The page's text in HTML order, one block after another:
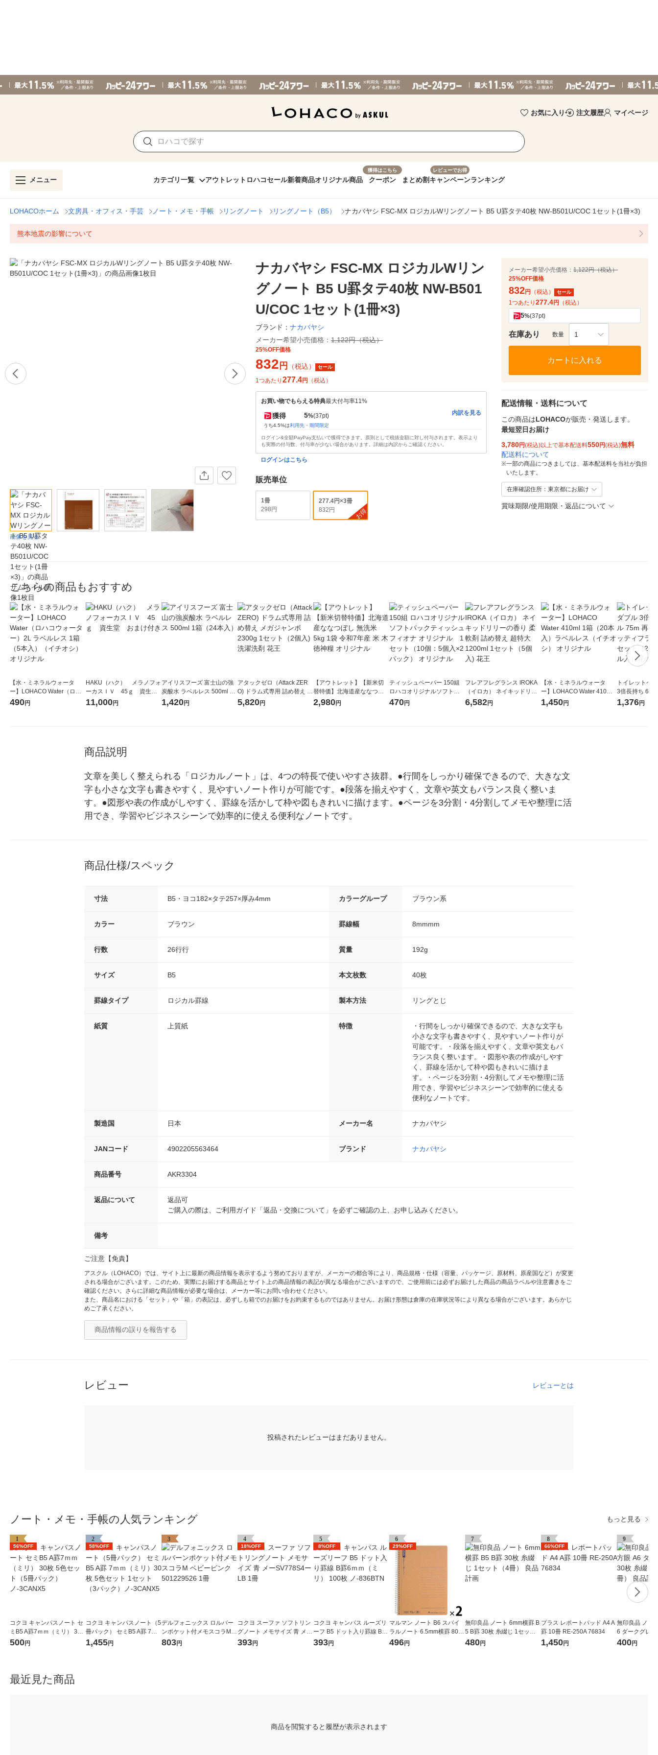
お気に入り 注文履歴 マイページ
メニュー カテゴリ一覧 アウトレット ロハコセール新着商品オリジナル商品
獲得はこちら
クーポン まとめ割
レビューでお得
キャンペーンランキング
LOHACOホーム 文房具・オフィス・手芸 ノート・メモ・手帳 リングノート リングノート（B5） ナカバヤシ FSC-MX ロジカルWリングノート B5 U罫タテ40枚 NW-B501U/COC 1セット(1冊×3)
熊本地震の影響について
画像を見る
ナカバヤシ FSC-MX ロジカルWリン
グノート B5 U罫タテ40枚 NW-B501
U/COC 1セット(1冊×3)
ブランド： ナカバヤシ
メーカー希望小売価格： 1,122円（税込）
25%OFF価格
832 円 （税込） セール
1つあたり 277.4円 （税込）
お買い物でもらえる特典最大付与率11%
獲得 5%(37pt)
うち4.5%は利用先・期間限定
内訳を見る
ログイン&全額PayPay支払いで獲得できます。原則として税抜金額に対し付与されます。表示より
も実際の付与数、付与率が少ない場合があります。詳細は内訳からご確認ください。
ログインはこちら
販売単位
1冊
298円
277.4円×3冊
832円
お得
メーカー希望小売価格： 1,122円（税込）
25%OFF価格
832円 （税込） セール
1つあたり 277.4円 （税込）
5%(37pt)
在庫あり 数量 1
カートに入れる
配送情報・送料について
この商品はLOHACOが販売・発送します。
最短翌日お届け
3,780円(税込)以上で基本配送料550円(税込)無料
配送料について
※一部の商品につきましては、基本配送料を当社が負担
いたします。
在庫確認住所：東京都にお届け
賞味期限/使用期限・返品について
こちらの商品もおすすめ
【水・ミネラルウォータ
ー】LOHACO Water（ロハ
コウォーター）2L ラベルレ
490円
HAKU（ハク） メラノフォ
ーカスＩＶ 45ｇ 資生
堂 おまけ付き
11,000円
アイリスフーズ 富士山の強
炭酸水 ラベルレス 500ml 1
箱（24本入）
1,420円
アタックゼロ（Attack ZER
O) ドラム式専用 詰め替え メ
ガジャンボ 2300g 1セット
5,820円
【アウトレット】【新米切
替特価】北海道産ななつぼ
し 無洗米 5kg 1袋 令和7年産
2,980円
ティッシュペーパー 150組
ロハコオリジナルソフトパ
ックティッシュ フィオナ オ
470円
フレアフレグランス IROKA
（イロカ） ネイキッドリリ
ーの香り 柔軟剤 詰め替え 超
6,582円
【水・ミネラルウォータ
ー】LOHACO Water 410ml
1箱（20本入）ラベルレス
1,450円
トイレットペ
3倍長持ち 6ロール
紙配合 スコッ
1,376円
商品説明
文章を美しく整えられる「ロジカルノート」は、4つの特長で使いやすさ抜群。●行間をしっかり確保できるので、大きな文
字も小さな文字も書きやすく、見やすいノート作りが可能です。●段落を揃えやすく、文章や英文もバランス良く整いま
す。●図形や表の作成がしやすく、罫線を活かして枠や図もきれいに描けます。●ページを3分割・4分割してメモや整理に活
用でき、学習やビジネスシーンで効率的に使える便利なノートです。
商品仕様/スペック
寸法 B5・ヨコ182×タテ257×厚み4mm カラーグループ ブラウン系
カラー ブラウン 罫線幅 8mmmm
行数 26行行 質量 192g
サイズ B5 本文枚数 40枚
罫線タイプ ロジカル罫線 製本方法 リングとじ
紙質 上質紙 特徴
・行間をしっかり確保できるので、大きな文字も
小さな文字も書きやすく、見やすいノート作りが
可能です。・段落を揃えやすく、文章や英文もバ
ランス良く整います。・図形や表の作成がしやす
く、罫線を活かして枠や図もきれいに描けま
す。・ページを3分割・4分割してメモや整理に活
用でき、学習やビジネスシーンで効率的に使える
便利なノートです。
製造国 日本 メーカー名 ナカバヤシ
JANコード 4902205563464 ブランド ナカバヤシ
商品番号 AKR3304
返品について
返品可
ご購入の際は、ご利用ガイド「返品・交換について」を必ずご確認の上、お申し込みください。
備考
ご注意【免責】
アスクル（LOHACO）では、サイト上に最新の商品情報を表示するよう努めておりますが、メーカーの都合等により、商品規格・仕様（容量、パッケージ、原材料、原産国など）が変更
される場合がございます。このため、実際にお届けする商品とサイト上の商品情報の表記が異なる場合がございますので、ご使用前には必ずお届けした商品の商品ラベルや注意書きをご
確認ください。さらに詳細な商品情報が必要な場合は、メーカー等にお問い合わせください。
また、商品名における「セット」や「箱」の表記は、必ずしも箱でのお届けをお約束するものではありません。お届け形態は倉庫の在庫状況等により異なる場合がございます。あらかじ
めご了承ください。
商品情報の誤りを報告する
レビュー レビューとは
投稿されたレビューはまだありません。
ノート・メモ・手帳の人気ランキング もっと見る
1
56%OFF
コクヨ キャンパスノート セ
ミB5 A罫7ｍｍ（ミリ） 30
枚 5色セット（5冊パック）
500円
2
58%OFF
コクヨ キャンパスノート（5
冊パック） セミB5 A罫 7ｍ
ｍ（ミリ）30枚 5色セット 1
1,455円
3
デルフォニックス ロルバー
ンポケット付メモスコラM
ベビーピンク 501229526 1
803円
4
18%OFF
コクヨ スーファ ソフトリン
グノート メモサイズ 青 メー
SV778S4ーLB 1冊
393円
5
8%OFF
コクヨ キャンパス ルーズリ
ーフ B5 ドット入り罫線 B罫
6ｍｍ（ミリ） 100枚 ノ-836
393円
6
29%OFF
マルマン ノート B6 スパイ
ラルノート 6.5mm横罫 80枚
N238ES 2冊
496円
7
無印良品 ノート 6mm横罫 B
5 B罫 30枚 糸綴じ 1セット
（4冊） 良品計画
480円
8
66%OFF
プラス レポートパッド A4 A
罫 10冊 RE-250A 76834
1,450円
9
無印良品 ノー
6 ダークグレ
1セット（4冊
400円
最近見た商品
商品を閲覧すると履歴が表示されます